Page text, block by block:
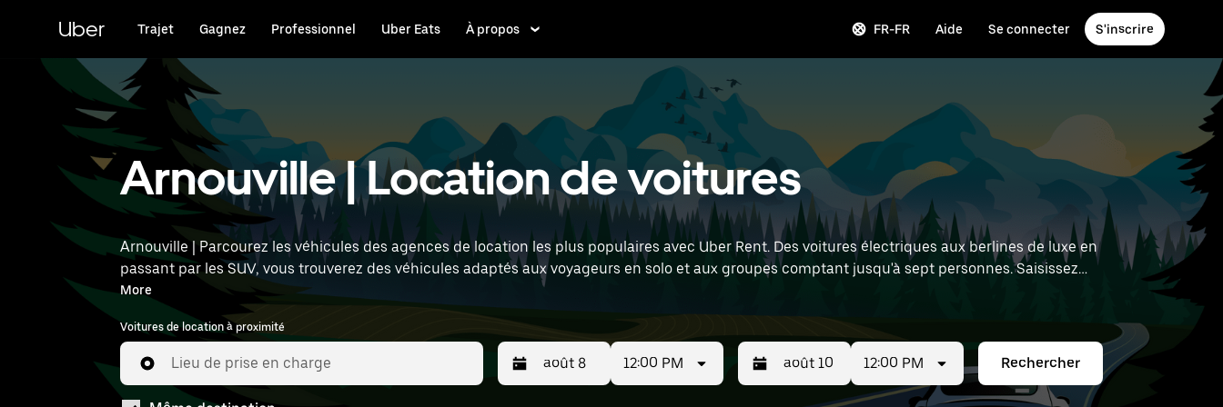
principal
Uber Trajet Gagnez Professionnel Uber Eats À propos FR-FR Aide Se connecter S'inscrire
Arnouville | Location de voitures
Arnouville | Parcourez les véhicules des agences de location les plus populaires avec Uber Rent. Des voitures électriques aux berlines de luxe en
passant par les SUV, vous trouverez des véhicules adaptés aux voyageurs en solo et aux groupes comptant jusqu'à sept personnes. Saisissez
l'heure et l'emplacement (par exemple : Paris Charles de Gaulle Airport) pour trouver des voitures de location à proximité.
More
Voitures de location à proximité
Lieu de prise en charge 12:00 PM 12:00 PM Rechercher